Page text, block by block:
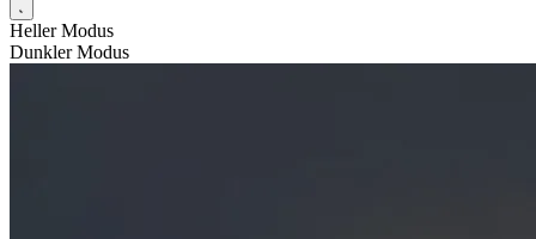
Heller Modus
Dunkler Modus